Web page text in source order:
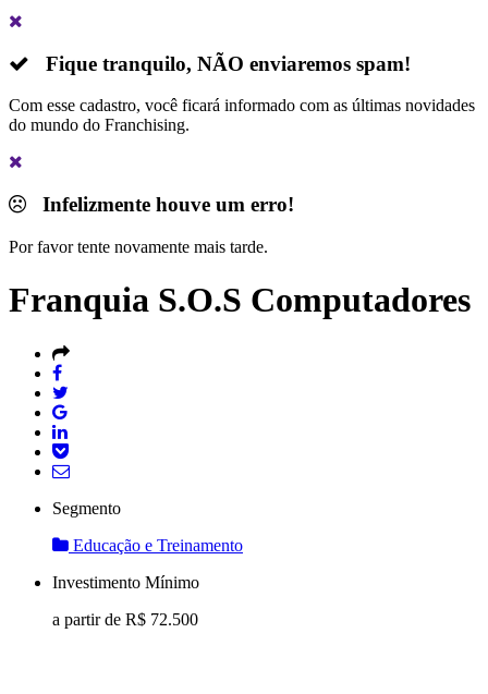
Fique tranquilo, NÃO enviaremos spam!
Com esse cadastro, você ficará informado com as últimas novidades
do mundo do Franchising.
Infelizmente houve um erro!
Por favor tente novamente mais tarde.
Franquia S.O.S Computadores
Segmento
Educação e Treinamento
Investimento Mínimo
a partir de R$ 72.500